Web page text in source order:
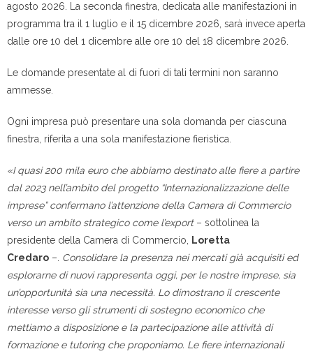
agosto 2026. La seconda finestra, dedicata alle manifestazioni in
programma tra il 1 luglio e il 15 dicembre 2026, sarà invece aperta
dalle ore 10 del 1 dicembre alle ore 10 del 18 dicembre 2026.
Le domande presentate al di fuori di tali termini non saranno
ammesse.
Ogni impresa può presentare una sola domanda per ciascuna
finestra, riferita a una sola manifestazione fieristica.
«I quasi 200 mila euro che abbiamo destinato alle fiere a partire
dal 2023 nell’ambito del progetto “Internazionalizzazione delle
imprese” confermano l’attenzione della Camera di Commercio
verso un ambito strategico come l’export– sottolinea la
presidente della Camera di Commercio,
Loretta
Credaro –. Consolidare la presenza nei mercati già acquisiti ed
esplorarne di nuovi rappresenta oggi, per le nostre imprese, sia
un’opportunità sia una necessità. Lo dimostrano il crescente
interesse verso gli strumenti di sostegno economico che
mettiamo a disposizione e la partecipazione alle attività di
formazione e tutoring che proponiamo. Le fiere internazionali